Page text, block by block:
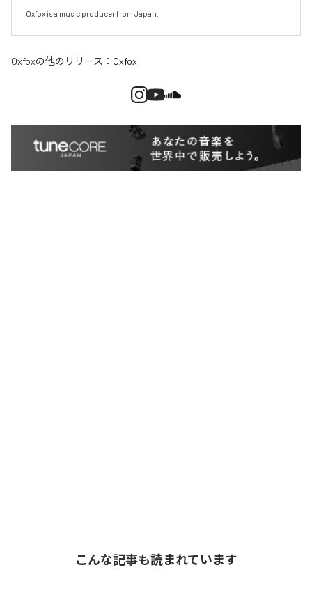
Oxfox is a music producer from Japan.
Oxfoxの他のリリース： Oxfox
こんな記事も読まれています